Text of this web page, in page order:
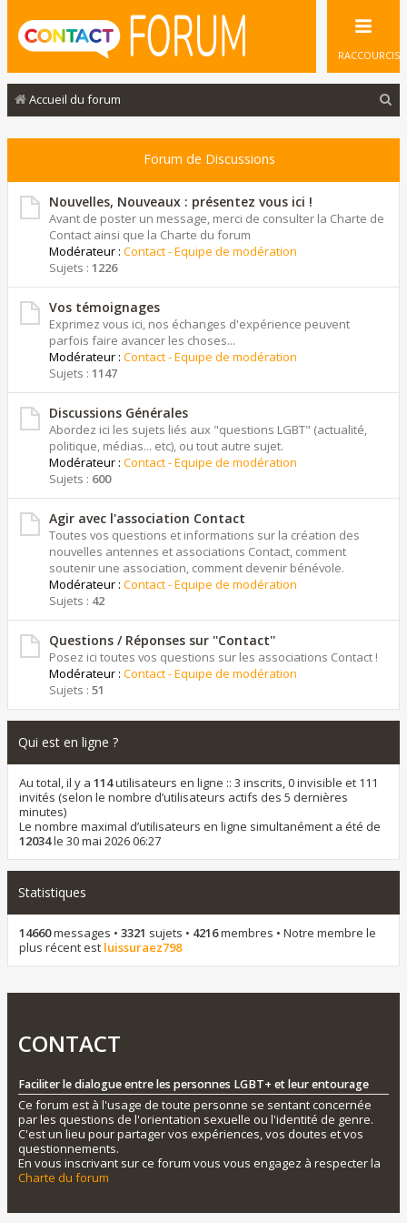
RACCOURCIS
Accueil du forum
Forum de Discussions
Nouvelles, Nouveaux : présentez vous ici !
Avant de poster un message, merci de consulter la Charte de
Contact ainsi que la Charte du forum
Modérateur : Contact - Equipe de modération
Sujets : 1226
Vos témoignages
Exprimez vous ici, nos échanges d'expérience peuvent
parfois faire avancer les choses...
Modérateur : Contact - Equipe de modération
Sujets : 1147
Discussions Générales
Abordez ici les sujets liés aux "questions LGBT" (actualité,
politique, médias... etc), ou tout autre sujet.
Modérateur : Contact - Equipe de modération
Sujets : 600
Agir avec l'association Contact
Toutes vos questions et informations sur la création des
nouvelles antennes et associations Contact, comment
soutenir une association, comment devenir bénévole.
Modérateur : Contact - Equipe de modération
Sujets : 42
Questions / Réponses sur ''Contact''
Posez ici toutes vos questions sur les associations Contact !
Modérateur : Contact - Equipe de modération
Sujets : 51
Qui est en ligne ?
Au total, il y a 114utilisateurs en ligne :: 3 inscrits, 0 invisible et 111
invités (selon le nombre d’utilisateurs actifs des 5 dernières
minutes)
Le nombre maximal d’utilisateurs en ligne simultanément a été de
12034le 30 mai 2026 06:27
Statistiques
14660messages • 3321 sujets • 4216membres • Notre membre le
plus récent est luissuraez798
CONTACT
Faciliter le dialogue entre les personnes LGBT+ et leur entourage
Ce forum est à l'usage de toute personne se sentant concernée
par les questions de l'orientation sexuelle ou l'identité de genre.
C'est un lieu pour partager vos expériences, vos doutes et vos
questionnements.
En vous inscrivant sur ce forum vous vous engagez à respecter la
Charte du forum